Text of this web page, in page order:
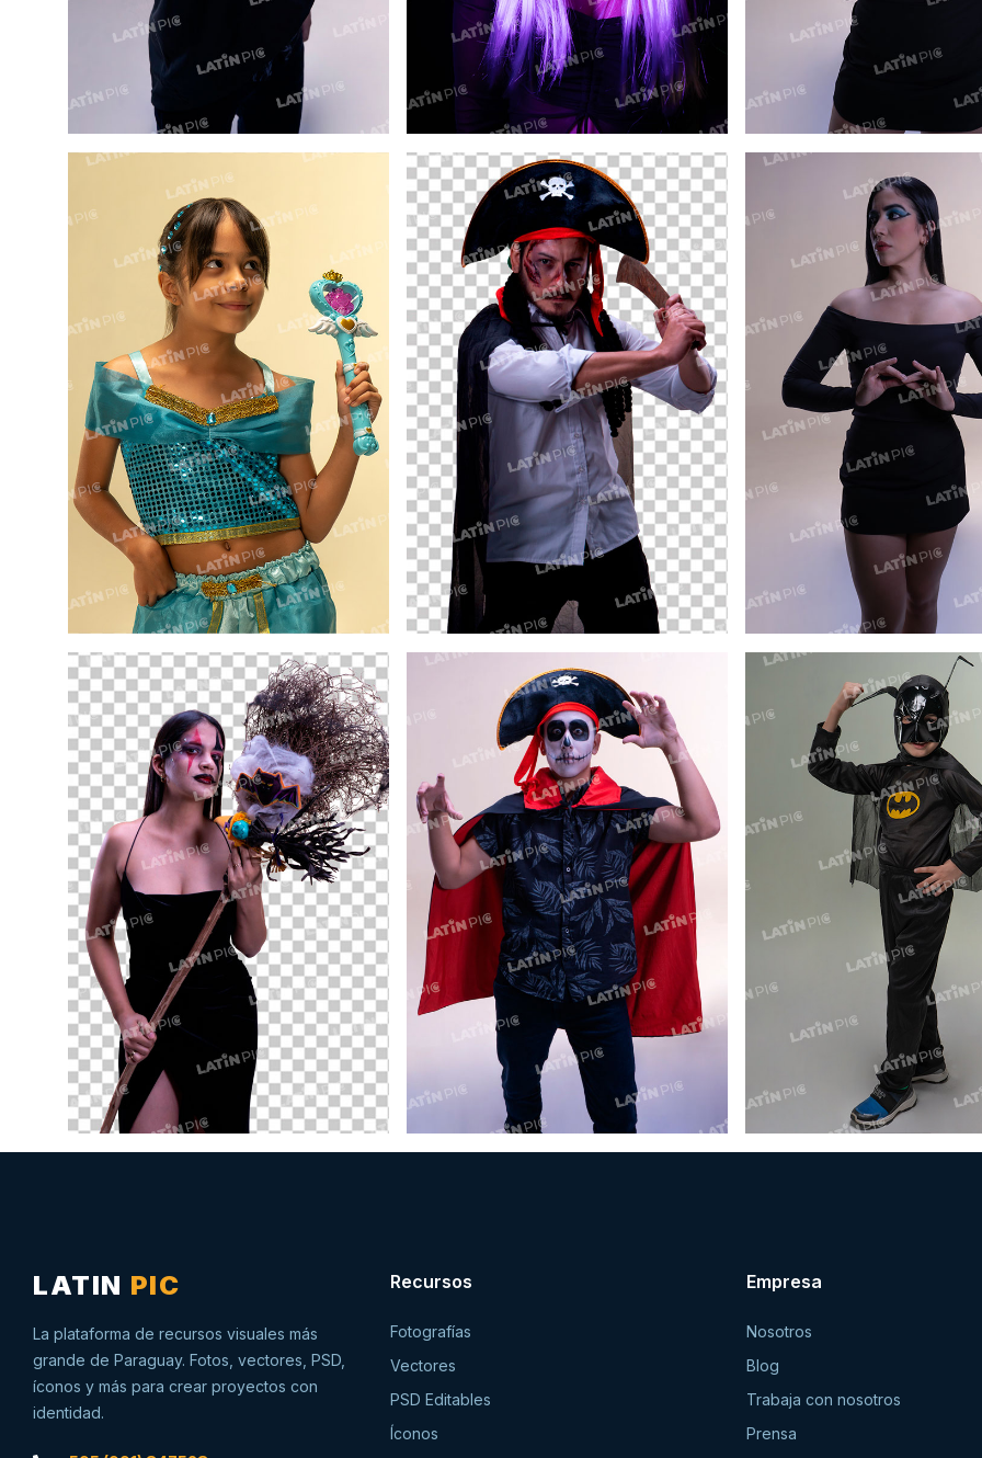
LATIN PIC
La plataforma de recursos visuales más
grande de Paraguay. Fotos, vectores, PSD,
íconos y más para crear proyectos con
identidad.
Recursos
Fotografías
Vectores
PSD Editables
Íconos
Empresa
Nosotros
Blog
Trabaja con nosotros
Prensa